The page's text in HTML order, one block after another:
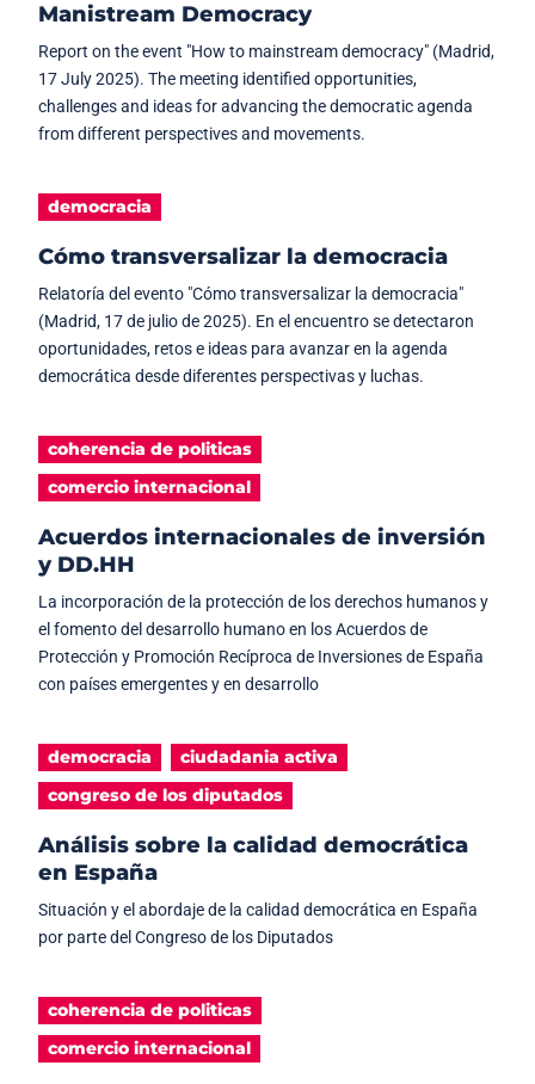
Manistream Democracy
Report on the event "How to mainstream democracy" (Madrid,
17 July 2025). The meeting identified opportunities,
challenges and ideas for advancing the democratic agenda
from different perspectives and movements.
democracia
Cómo transversalizar la democracia
Relatoría del evento "Cómo transversalizar la democracia"
(Madrid, 17 de julio de 2025). En el encuentro se detectaron
oportunidades, retos e ideas para avanzar en la agenda
democrática desde diferentes perspectivas y luchas.
coherencia de politicas
comercio internacional
Acuerdos internacionales de inversión
y DD.HH
La incorporación de la protección de los derechos humanos y
el fomento del desarrollo humano en los Acuerdos de
Protección y Promoción Recíproca de Inversiones de España
con países emergentes y en desarrollo
democracia
ciudadania activa
congreso de los diputados
Análisis sobre la calidad democrática
en España
Situación y el abordaje de la calidad democrática en España
por parte del Congreso de los Diputados
coherencia de politicas
comercio internacional